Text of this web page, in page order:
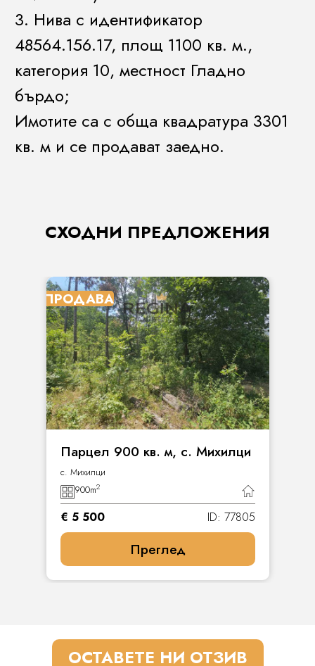
3. Нива с идентификатор
48564.156.17, площ 1100 кв. м.,
категория 10, местност Гладно
бърдо;
Имотите са с обща квадратура 3301
кв. м и се продават заедно.
СХОДНИ ПРЕДЛОЖЕНИЯ
ПРОДАВА
Парцел 900 кв. м, с. Михилци
с. Михилци
900m2
€ 5 500 ID: 77805
Преглед
ОСТАВЕТЕ НИ ОТЗИВ